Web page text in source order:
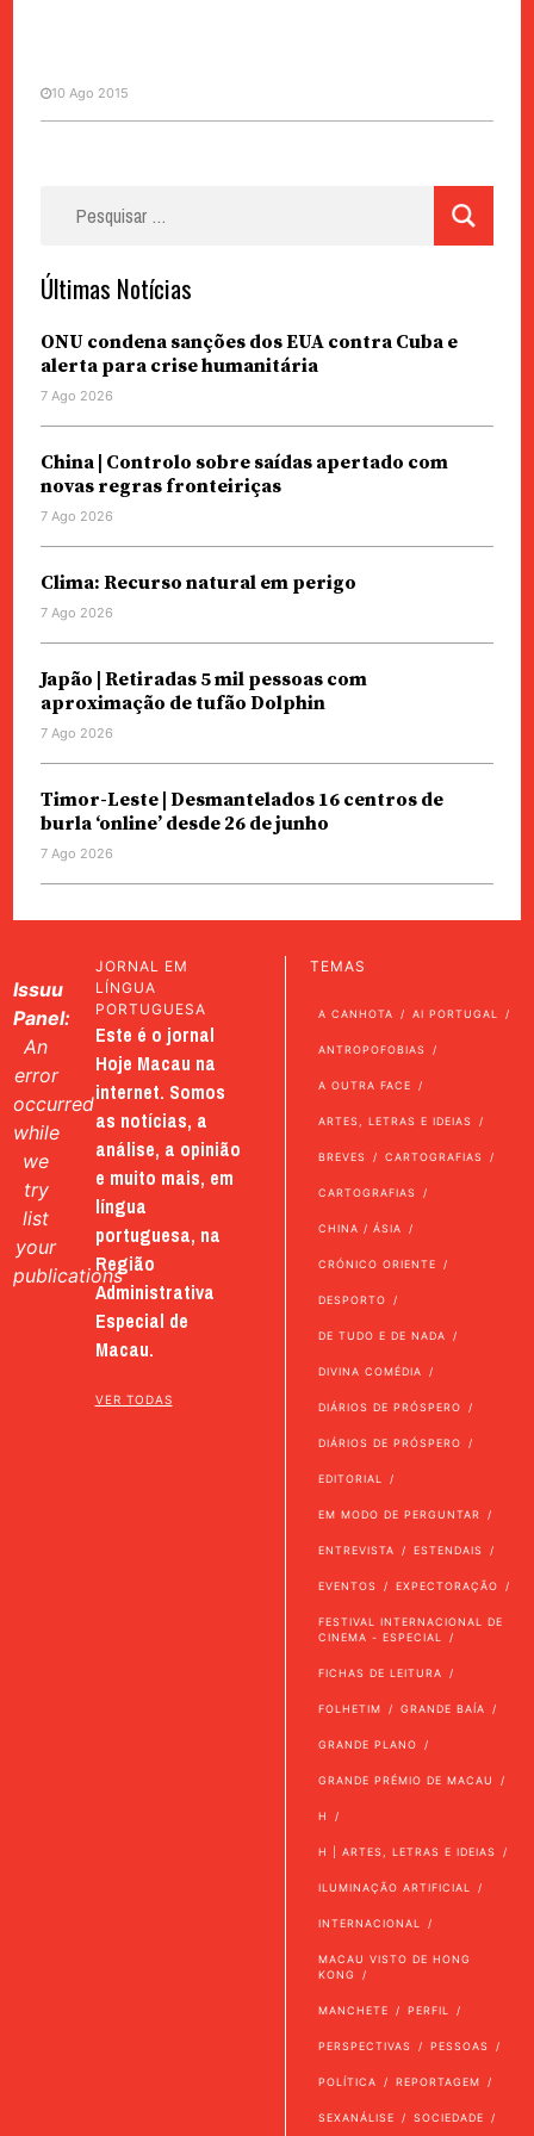
CCP | Rita Santos encontra-se
10 Ago 2015
Últimas Notícias
ONU condena sanções dos EUA contra Cuba e
alerta para crise humanitária
7 Ago 2026
China | Controlo sobre saídas apertado com
novas regras fronteiriças
7 Ago 2026
Clima: Recurso natural em perigo
7 Ago 2026
Japão | Retiradas 5 mil pessoas com
aproximação de tufão Dolphin
7 Ago 2026
Timor-Leste | Desmantelados 16 centros de
burla ‘online’ desde 26 de junho
7 Ago 2026
Issuu
Panel:
An
error
occurred
while
we
try
list
your
publications
JORNAL EM
LÍNGUA
PORTUGUESA
Este é o jornal
Hoje Macau na
internet. Somos
as notícias, a
análise, a opinião
e muito mais, em
língua
portuguesa, na
Região
Administrativa
Especial de
Macau.
VER TODAS
TEMAS
A CANHOTA AI PORTUGAL
ANTROPOFOBIAS
A OUTRA FACE
ARTES, LETRAS E IDEIAS
BREVES CARTOGRAFIAS
CARTOGRAFIAS
CHINA / ÁSIA
CRÓNICO ORIENTE
DESPORTO
DE TUDO E DE NADA
DIVINA COMÉDIA
DIÁRIOS DE PRÓSPERO
DIÁRIOS DE PRÓSPERO
EDITORIAL
EM MODO DE PERGUNTAR
ENTREVISTA ESTENDAIS
EVENTOS EXPECTORAÇÃO
FESTIVAL INTERNACIONAL DE
CINEMA - ESPECIAL
FICHAS DE LEITURA
FOLHETIM GRANDE BAÍA
GRANDE PLANO
GRANDE PRÉMIO DE MACAU
H
H | ARTES, LETRAS E IDEIAS
ILUMINAÇÃO ARTIFICIAL
INTERNACIONAL
MACAU VISTO DE HONG
KONG
MANCHETE PERFIL
PERSPECTIVAS PESSOAS
POLÍTICA REPORTAGEM
SEXANÁLISE SOCIEDADE